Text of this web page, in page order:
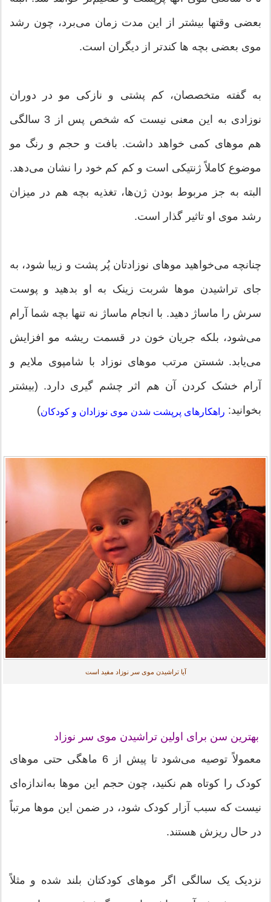
بعضی وقتها بیشتر از این مدت زمان می‌برد، چون رشد
موی بعضی بچه ها کندتر از دیگران است.
به گفته متخصصان، کم پشتی و نازکی مو در دوران
نوزادی به این معنی نیست که شخص پس از 3 سالگی
هم موهای کمی خواهد داشت. بافت و حجم و رنگ مو
موضوع کاملاً ژنتیکی است و کم کم خود را نشان می‌دهد.
البته به جز مربوط بودن ژن‌ها، تغذیه بچه هم در میزان
رشد موی او تاثیر گذار است.
چنانچه می‌خواهید موهای نوزادتان پُر پشت و زیبا شود، به
جای تراشیدن موها شربت زینک به او بدهید و پوست
سرش را ماساژ دهید. با انجام ماساژ نه ‌تنها بچه شما آرام
می‌شود، بلکه جریان خون در قسمت ریشه مو افزایش
می‌یابد. شستن مرتب موهای نوزاد با شامپوی ملایم و
آرام خشک کردن آن هم اثر چشم گیری دارد. (بیشتر
بخوانید: راهکارهای پرپشت شدن موی نوزادان و کودکان)
آیا تراشیدن موی سر نوزاد مفید است
بهترین سن برای اولین تراشیدن موی سر نوزاد
معمولاً توصیه می‌شود تا پیش از 6 ماهگی حتی موهای
کودک را کوتاه هم نکنید، چون حجم این موها به‌اندازه‌ای
نیست که سبب آزار کودک شود، در ضمن این موها مرتباً
در حال ریزش هستند.
نزدیک یک سالگی اگر موهای کودکتان بلند شده و مثلاً